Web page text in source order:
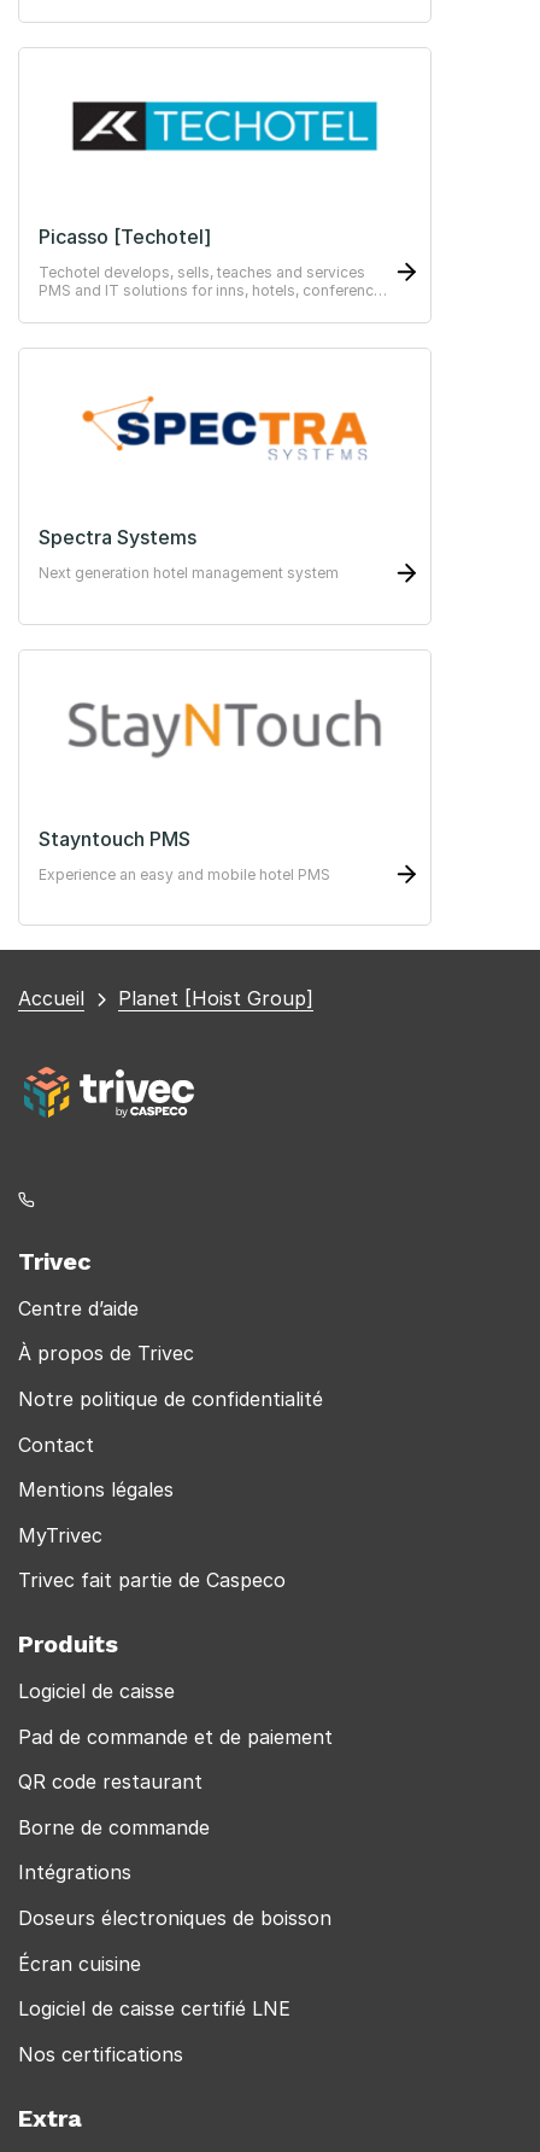
Picasso [Techotel]
Techotel develops, sells, teaches and services
PMS and IT solutions for inns, hotels, conference
hostels and training centres.
Spectra Systems
Next generation hotel management system
Stayntouch PMS
Experience an easy and mobile hotel PMS
Vous
Accueil Planet [Hoist Group]
Trivec
Centre d’aide
À propos de Trivec
Notre politique de confidentialité
Contact
Mentions légales
MyTrivec
Trivec fait partie de Caspeco
Produits
Logiciel de caisse
Pad de commande et de paiement
QR code restaurant
Borne de commande
Intégrations
Doseurs électroniques de boisson
Écran cuisine
Logiciel de caisse certifié LNE
Nos certifications
Extra